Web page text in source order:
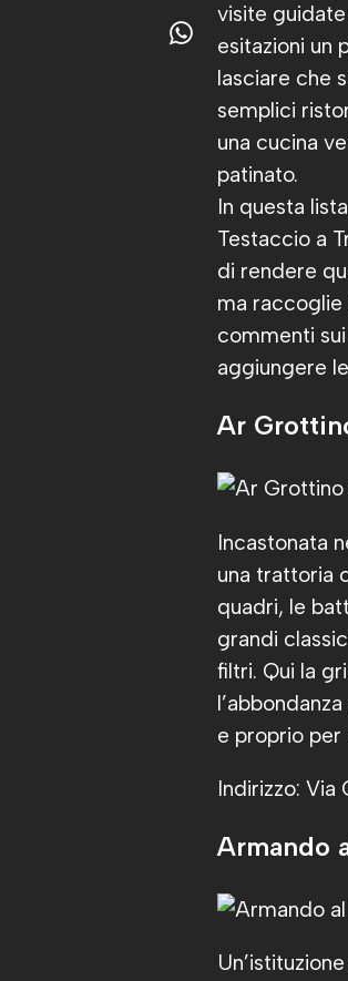
visite
esitazioni un
lasciare che
semplici
una cucina
patinato.
In questa
Testaccio a
di rendere
ma raccoglie
commenti
aggiungere
Ar
Incastonata
una trattoria
quadri, le
grandi
filtri. Qui la
e proprio per
Indirizzo: Via
Armando